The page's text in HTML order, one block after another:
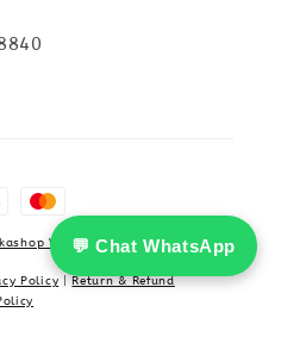
💬 Chat WhatsApp
Vietnam
Policy |Return & Refund